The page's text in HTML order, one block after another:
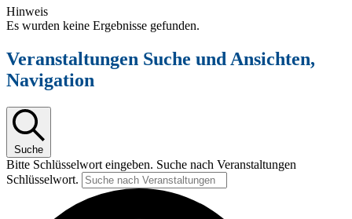
Hinweis
Es wurden keine Ergebnisse gefunden.
Veranstaltungen Suche und Ansichten,
Navigation
Suche
Bitte Schlüsselwort eingeben. Suche nach Veranstaltungen
Schlüsselwort.